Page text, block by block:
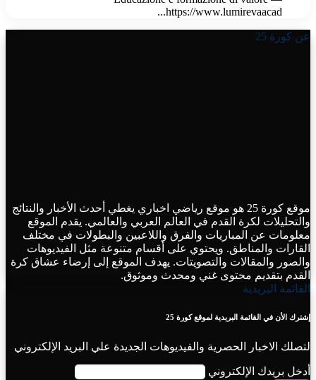
https://www.lumirevaacad...
عن كورة 25
موقع كورة 25 هو موقع رياضي اخباري يغطي أحدث الأخبار والنتائج
والتحليلات لكرة القدم في العالم العربي والعالمي. يقدم الموقع
معلومات عن المباريات والفرق واللاعبين والبطولات في مختلف
القارات والمناطق. ويحتوي على أقسام متنوعة مثل الفيديوهات
والصور والمقالات والتصويتات. يهدف الموقع إلى إرضاء عشاق كرة
القدم بتقديم محتوى غني ومحدث وموثوق.
القائمة البريدية
إشترك الأن في القائمة البريدية لموقع كورة 25
لتصلك الاخبار الحصرية والفيديوهات الجديدة علي البريد الإلكتروني
أدخل بريدك الإلكتروني